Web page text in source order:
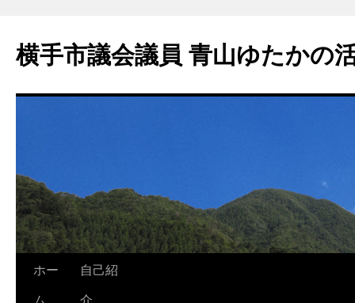
横手市議会議員 青山ゆたかの
ホー
ム
自己紹
介